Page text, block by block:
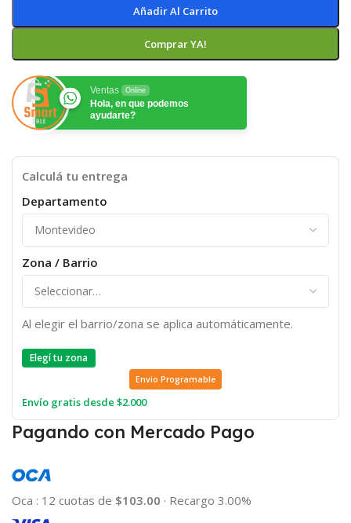
Añadir Al Carrito
Comprar YA!
Ventas Online
Hola, en que podemos
ayudarte?
Calculá tu entrega
Departamento
Zona / Barrio
Al elegir el barrio/zona se aplica automáticamente.
Elegí tu zona
Envio Programable
Envío gratis desde $2.000
Pagando con Mercado Pago
Oca : 12 cuotas de $103.00 · Recargo 3.00%